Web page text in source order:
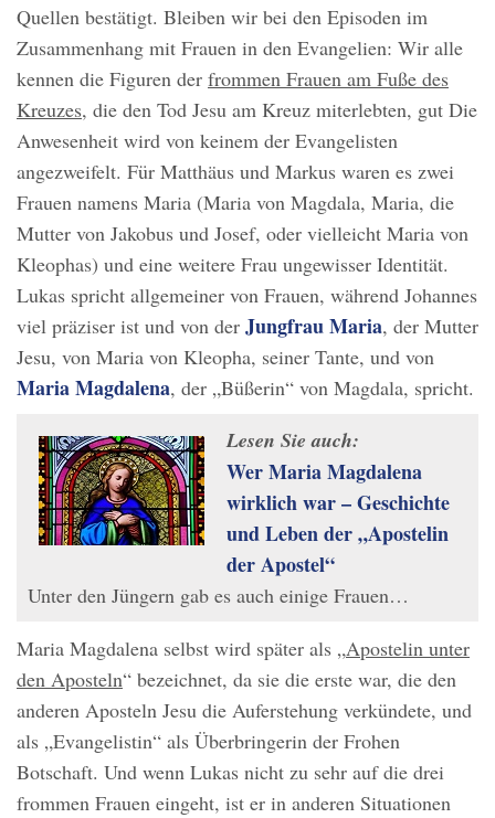
Quellen bestätigt. Bleiben wir bei den Episoden im
Zusammenhang mit Frauen in den Evangelien: Wir alle
kennen die Figuren der frommen Frauen am Fuße des
Kreuzes, die den Tod Jesu am Kreuz miterlebten, gut Die
Anwesenheit wird von keinem der Evangelisten
angezweifelt. Für Matthäus und Markus waren es zwei
Frauen namens Maria (Maria von Magdala, Maria, die
Mutter von Jakobus und Josef, oder vielleicht Maria von
Kleophas) und eine weitere Frau ungewisser Identität.
Lukas spricht allgemeiner von Frauen, während Johannes
viel präziser ist und von der Jungfrau Maria, der Mutter
Jesu, von Maria von Kleopha, seiner Tante, und von
Maria Magdalena, der „Büßerin“ von Magdala, spricht.
Lesen Sie auch:
Wer Maria Magdalena
wirklich war – Geschichte
und Leben der „Apostelin
der Apostel“
Unter den Jüngern gab es auch einige Frauen…
Maria Magdalena selbst wird später als „Apostelin unter
den Aposteln“ bezeichnet, da sie die erste war, die den
anderen Aposteln Jesu die Auferstehung verkündete, und
als „Evangelistin“ als Überbringerin der Frohen
Botschaft. Und wenn Lukas nicht zu sehr auf die drei
frommen Frauen eingeht, ist er in anderen Situationen